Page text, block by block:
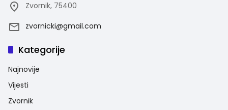
Zvornik, 75400
zvornicki@gmail.com
Kategorije
Najnovije
Vijesti
Zvornik